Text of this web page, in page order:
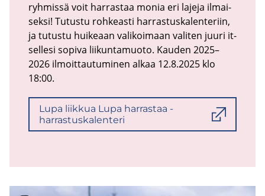
ryhmissä voit har­ras­taa monia eri la­je­ja il­mai­
sek­si! Tu­tus­tu roh­keas­ti har­ras­tus­ka­len­te­riin,
ja tu­tus­tu hui­ke­aan va­li­koi­maan va­li­ten juuri it­
sel­le­si so­pi­va lii­kun­ta­muo­to. Kau­den 2025–
2026 il­moit­tau­tu­mi­nen alkaa 12.8.2025 klo
18:00.
Lupa liik­kua Lupa har­ras­taa -​
harrastuskalenteri